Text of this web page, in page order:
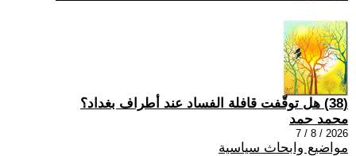
(38) هل توقّفت قافلة الفساد عند أطراف بغداد؟
محمد حمد
2026 / 8 / 7
مواضيع وابحاث سياسية